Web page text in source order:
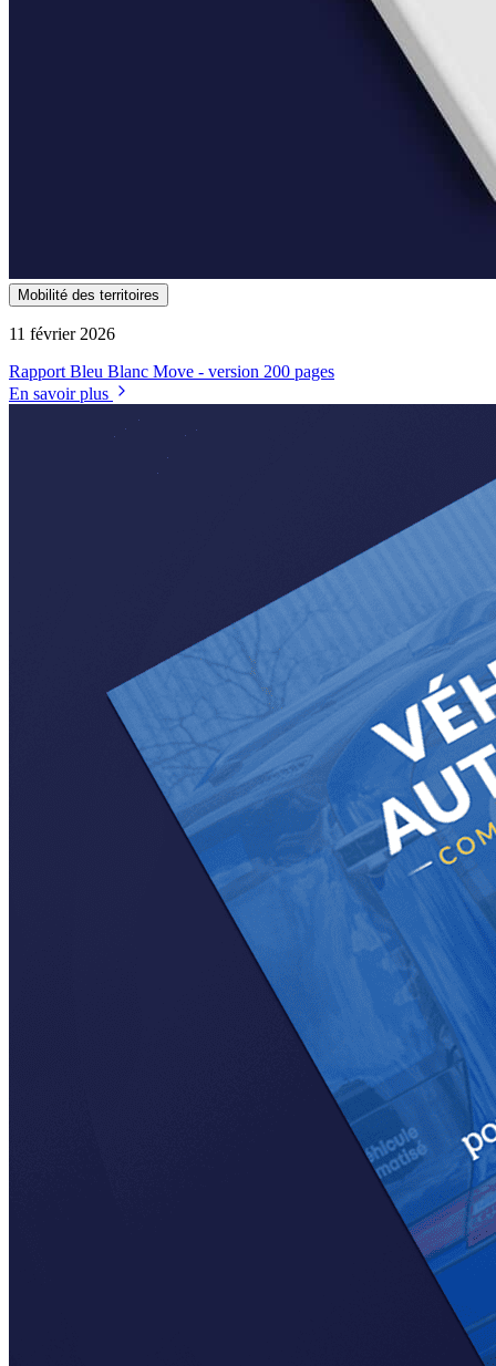
Mobilité des territoires
11 février 2026
Rapport Bleu Blanc Move - version 200 pages
En savoir plus